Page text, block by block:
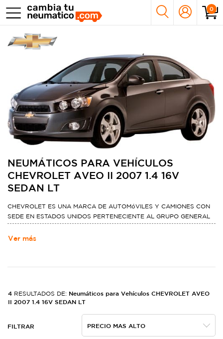
0
NEUMÁTICOS PARA VEHÍCULOS
CHEVROLET AVEO II 2007 1.4 16V
SEDAN LT
CHEVROLET ES UNA MARCA DE AUTOMóVILES Y CAMIONES CON
SEDE EN ESTADOS UNIDOS PERTENECIENTE AL GRUPO GENERAL
CRAPO DURANT EL 3 DE NOVIEMBRE DE 1911,2​ EN LOS ESTADOS
Ver más
4 RESULTADOS DE: Neumáticos para Vehículos CHEVROLET AVEO
II 2007 1.4 16V SEDAN LT
FILTRAR